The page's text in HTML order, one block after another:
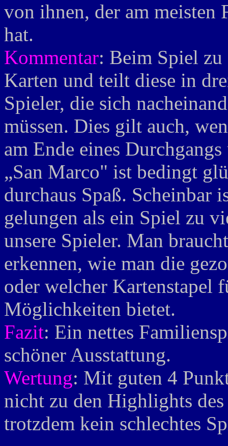
von ihnen, der am meisten
hat.
Kommentar: Beim Spiel
Karten und teilt diese in
Spieler, die sich
müssen. Dies gilt auch,
am Ende eines
„San Marco" ist bedingt
durchaus Spaß. Scheinbar
gelungen als ein Spiel zu
unsere Spieler. Man
erkennen, wie man die
oder welcher Kartenstapel
Möglichkeiten bietet.
Fazit: Ein nettes
schöner Ausstattung.
Wertung: Mit guten 4
nicht zu den Highlights
trotzdem kein schlechtes